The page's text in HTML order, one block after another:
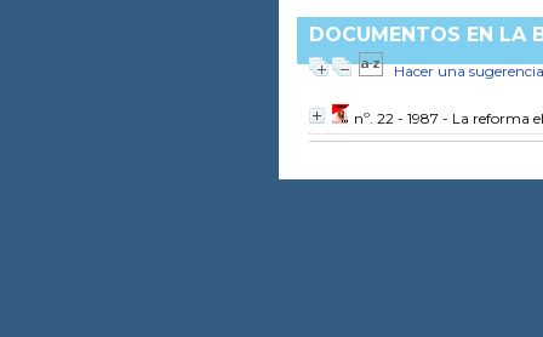
DOCUMENTOS EN LA
Hacer una sugerencia
nº. 22 - 1987 - La reforma